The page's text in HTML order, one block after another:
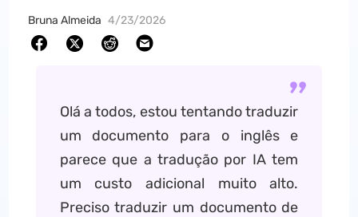
Bruna Almeida 4/23/2026
Olá a todos, estou tentando traduzir
um documento para o inglês e
parece que a tradução por IA tem
um custo adicional muito alto.
Preciso traduzir um documento de